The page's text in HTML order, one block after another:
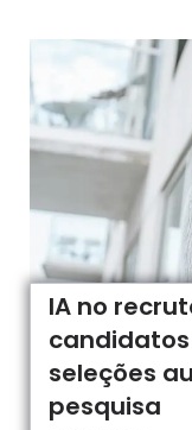
IA no
seleções
pesquisa